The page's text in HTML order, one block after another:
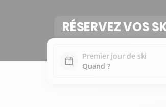
RÉSERVEZ VOS
Premier jour de ski